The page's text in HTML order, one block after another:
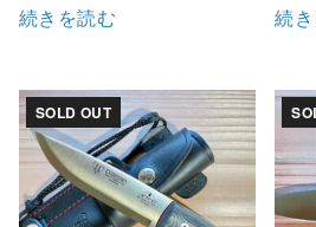
続きを読む 続
SOLD OUT